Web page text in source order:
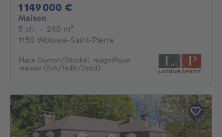
1 149 000 €
Maison
5 ch. 5 chambres
· 240 m²
1150 Woluwe-Saint-Pierre
Place Dumon/Stockel, magnifique
maison (5ch/1sdb/2sdd)